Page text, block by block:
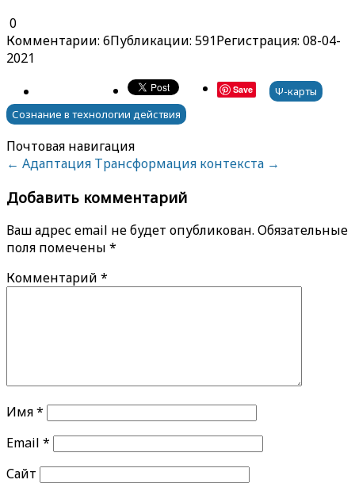
0
Комментарии: 6Публикации: 591Регистрация: 08-04-
2021
Save
Ψ-карты
Сознание в технологии действия
Почтовая навигация
← Адаптация Трансформация контекста →
Добавить комментарий
Ваш адрес email не будет опубликован. Обязательные
поля помечены *
Комментарий *
Имя*
Email *
Сайт